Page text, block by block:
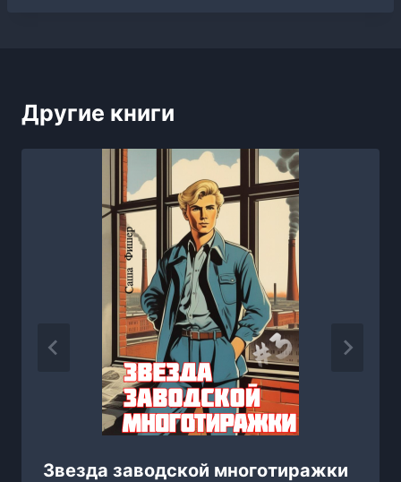
Другие книги
Звезда заводской многотиражки